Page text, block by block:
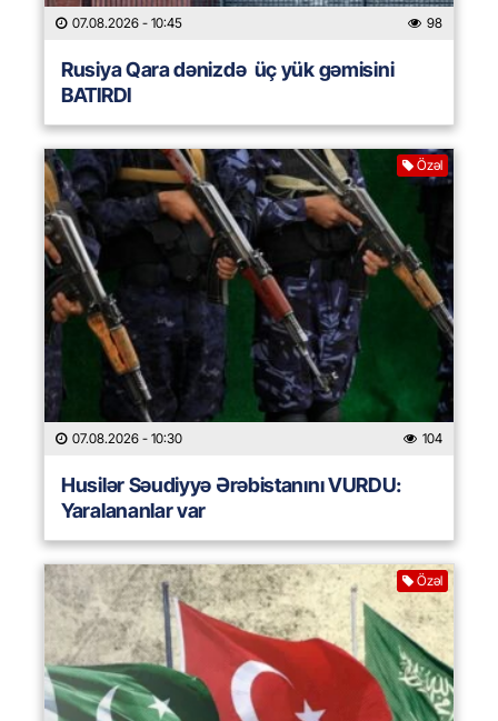
07.08.2026 - 10:45 98
Rusiya Qara dənizdə üç yük gəmisini
BATIRDI
Özəl
07.08.2026 - 10:30 104
Husilər Səudiyyə Ərəbistanını VURDU:
Yaralananlar var
Özəl